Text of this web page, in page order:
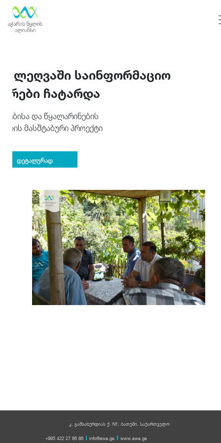
ლეღვაში საინფორმაციო
ჩატარდა
და წყალარინების
მასშტაბური პროექტი
დეტალურად
Previous Next
კ. გამსახურდიას ქ. N1, ბათუმი, საქართველო
+995 422 27 86 86
info@awa.ge www.awa.ge